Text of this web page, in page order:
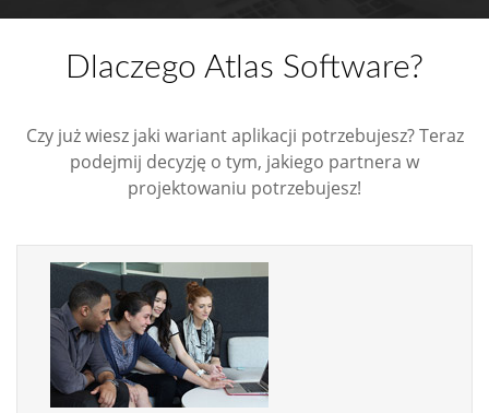
Dlaczego Atlas Software?
Czy już wiesz jaki wariant aplikacji potrzebujesz? Teraz
podejmij decyzję o tym, jakiego partnera w
projektowaniu potrzebujesz!